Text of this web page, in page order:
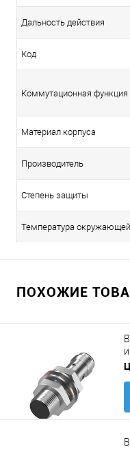
Дальность действия
Код
Коммутационная функция
Материал корпуса
Производитель
Степень защиты
Температура
ПОХОЖИЕ